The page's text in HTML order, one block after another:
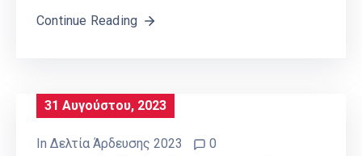
Continue Reading
31 Αυγούστου, 2023
In Δελτία Άρδευσης 2023 0